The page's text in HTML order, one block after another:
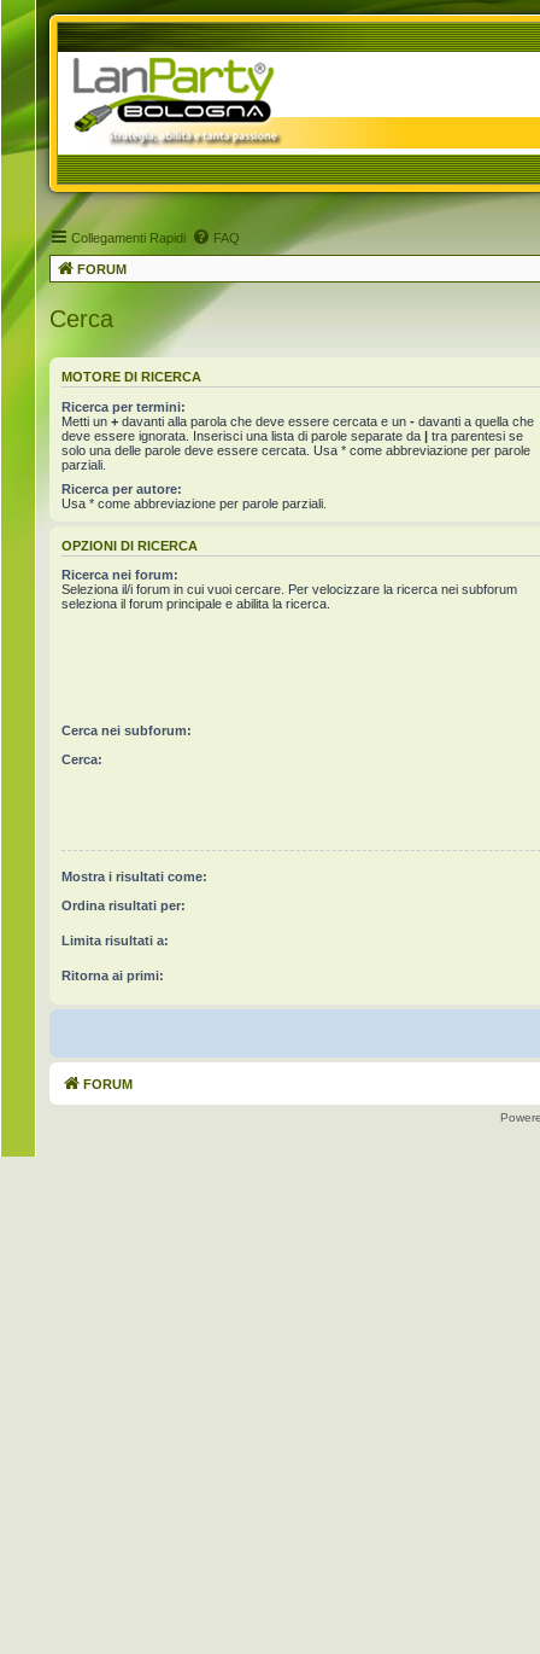
Collegamenti Rapidi FAQ
FORUM
Cerca
MOTORE DI RICERCA
Ricerca per termini:
Metti un + davanti alla parola che deve essere cercata e un - davanti a quella che
deve essere ignorata. Inserisci una lista di parole separate da | tra parentesi se
solo una delle parole deve essere cercata. Usa * come abbreviazione per parole
parziali.
Ricerca per autore:
Usa * come abbreviazione per parole parziali.
OPZIONI DI RICERCA
Ricerca nei forum:
Seleziona il/i forum in cui vuoi cercare. Per velocizzare la ricerca nei subforum
seleziona il forum principale e abilita la ricerca.
Cerca nei subforum:
Cerca:
Mostra i risultati come:
Ordina risultati per:
Limita risultati a:
Ritorna ai primi:
FORUM